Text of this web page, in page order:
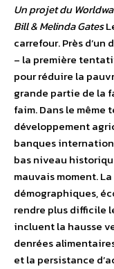
Un projet du
Bill & Melinda Gates
carrefour. Près
– la première
pour réduire la
grande partie de la
faim. Dans le même
développement
banques
bas niveau
mauvais moment.
démographiques,
rendre plus difficile
incluent la hausse
denrées
et la persistance